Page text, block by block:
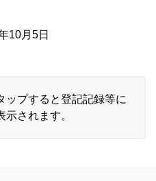
10月5日
ップすると登記記録等に
示されます。